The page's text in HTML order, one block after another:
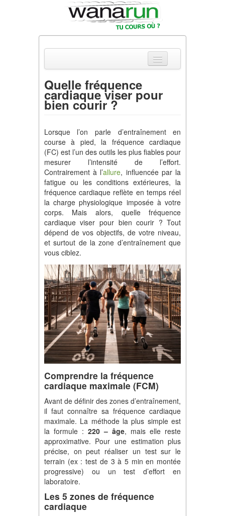
Actualités
Parcours & Courses
Outils & Réseaux
Quelle fréquence
cardiaque viser pour
bien courir ?
Lorsque l’on parle d’entraînement en
course à pied, la fréquence cardiaque
(FC) est l’un des outils les plus fiables pour
mesurer l’intensité de l’effort.
Contrairement à l’allure, influencée par la
fatigue ou les conditions extérieures, la
fréquence cardiaque reflète en temps réel
la charge physiologique imposée à votre
corps. Mais alors, quelle fréquence
cardiaque viser pour bien courir ? Tout
dépend de vos objectifs, de votre niveau,
et surtout de la zone d’entraînement que
vous ciblez.
Comprendre la fréquence
cardiaque maximale (FCM)
Avant de définir des zones d’entraînement,
il faut connaître sa fréquence cardiaque
maximale. La méthode la plus simple est
la formule : 220 – âge, mais elle reste
approximative. Pour une estimation plus
précise, on peut réaliser un test sur le
terrain (ex : test de 3 à 5 min en montée
progressive) ou un test d’effort en
laboratoire.
Les 5 zones de fréquence
cardiaque